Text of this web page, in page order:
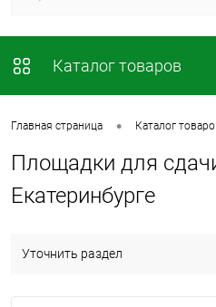
Каталог товаров
Главная страница • Каталог
Площадки для
Екатеринбурге
Уточнить раздел